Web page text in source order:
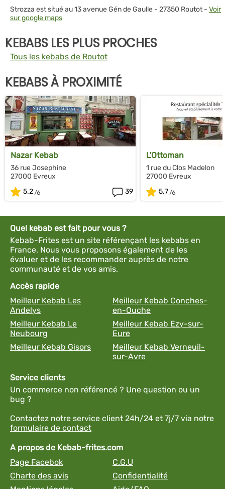
Strozza est situé au 13 avenue Gén de Gaulle - 27350 Routot - Voir
sur google maps
KEBABS LES PLUS PROCHES
Tous les kebabs de Routot
KEBABS À PROXIMITÉ
Nazar Kebab
36 rue Josephine
27000 Evreux
5.2
39
L'Ottoman
1 rue du Clos Madelon
27000 Evreux
5.7
Quel kebab est fait pour vous ?
Kebab-Frites est un site référençant les kebabs en
France. Nous vous proposons également de les
évaluer et de les recommander auprès de notre
communauté et de vos amis.
Accès rapide
Meilleur Kebab Les
Andelys
Meilleur Kebab Conches-
en-Ouche
Meilleur Kebab Le
Neubourg
Meilleur Kebab Ezy-sur-
Eure
Meilleur Kebab Gisors
Meilleur Kebab Verneuil-
sur-Avre
Service clients
Un commerce non référencé ? Une question ou un
bug ?
Contactez notre service client 24h/24 et 7j/7 via notre
formulaire de contact
A propos de Kebab-frites.com
Page Facebok
C.G.U
Charte des avis
Confidentialité